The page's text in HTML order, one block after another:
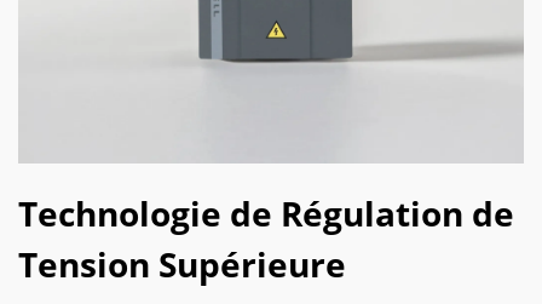
Technologie de Régulation de
Tension Supérieure